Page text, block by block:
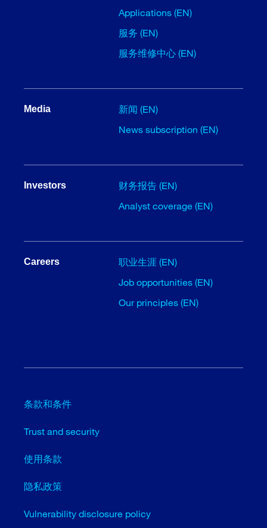
Applications (EN)
服务 (EN)
服务维修中心 (EN)
Media
新闻 (EN)
News subscription (EN)
Investors
财务报告 (EN)
Analyst coverage (EN)
Careers
职业生涯 (EN)
Job opportunities (EN)
Our principles (EN)
条款和条件
Trust and security
使用条款
隐私政策
Vulnerability disclosure policy